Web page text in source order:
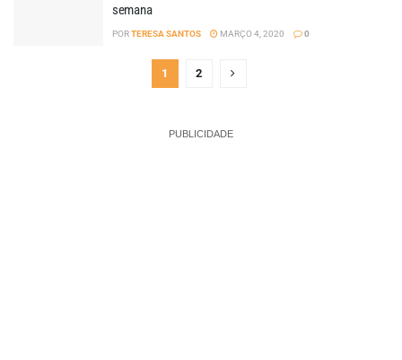
semana
PORTERESA SANTOS MARÇO 4, 2020 0
1 2
PUBLICIDADE